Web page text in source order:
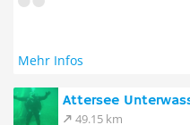
Mehr Infos
Attersee
49.15 km